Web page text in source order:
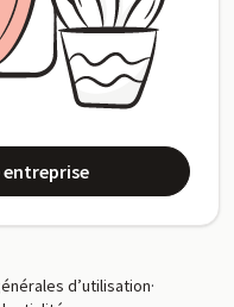
d’utilisation·